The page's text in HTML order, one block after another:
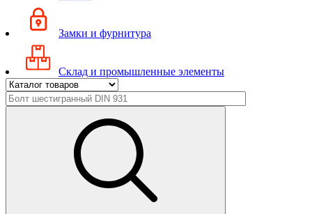
Замки и фурнитура
Склад и промышленные элементы